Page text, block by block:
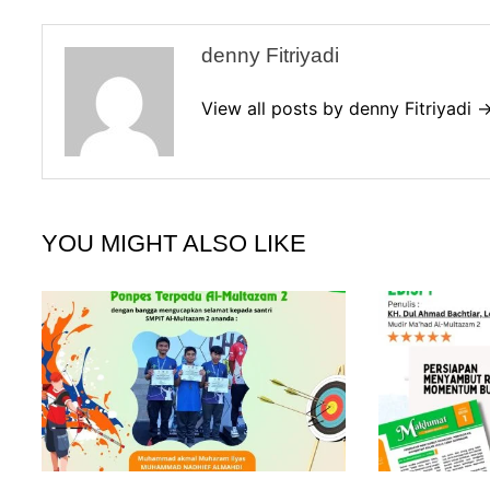
denny Fitriyadi
View all posts by denny Fitriyadi
YOU MIGHT ALSO LIKE